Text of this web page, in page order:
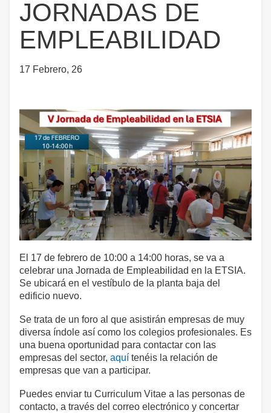
JORNADAS DE
EMPLEABILIDAD
17 Febrero, 26
El 17 de febrero de 10:00 a 14:00 horas, se va a
celebrar una Jornada de Empleabilidad en la ETSIA.
Se ubicará en el vestíbulo de la planta baja del
edificio nuevo.
Se trata de un foro al que asistirán empresas de muy
diversa índole así como los colegios profesionales. Es
una buena oportunidad para contactar con las
empresas del sector, aquí tenéis la relación de
empresas que van a participar.
Puedes enviar tu Curriculum Vitae a las personas de
contacto, a través del correo electrónico y concertar